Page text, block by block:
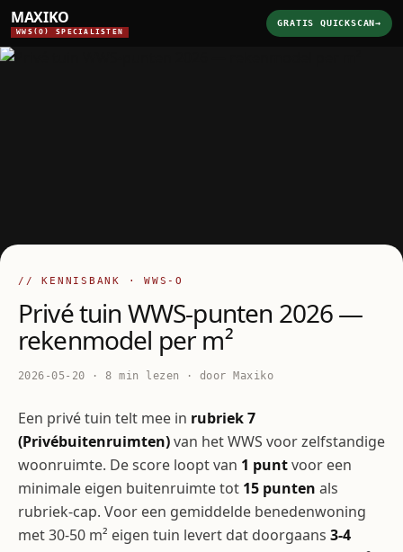
MAXIKO
WWS(O) SPECIALISTEN
GRATIS QUICKSCAN→
// KENNISBANK · WWS-O
Privé tuin WWS-punten 2026 —
rekenmodel per m²
2026-05-20 · 8 min lezen · door Maxiko
Een privé tuin telt mee in rubriek 7
(Privébuitenruimten)van het WWS voor zelfstandige
woonruimte. De score loopt van 1 puntvoor een
minimale eigen buitenruimte tot 15 punten als
rubriek-cap. Voor een gemiddelde benedenwoning
met 30-50 m² eigen tuin levert dat doorgaans 3-4